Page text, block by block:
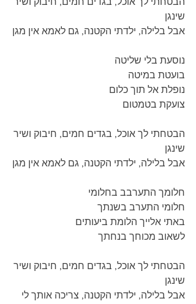
שינגן
אבל בלילה, ילדתי הקטנה, גם לאמא אין מגן
נוסעת בלי שליטה
בועטת במיטה
נופלת אל תוך כלום
צועקת בטמטום
הבטחתי לך אוכל, בגדים חמים, חיבוק ושיר
שינגן
אבל בלילה, ילדתי הקטנה, גם לאמא אין מגן
חלומך התערבב בחלומי
חלומי התערב בשנתך
באתי אלייך הלומת ביעותים
לשאוב מכוחך בנחתך
הבטחתי לך אוכל, בגדים חמים, חיבוק ושיר
שינגן
אבל בלילה, ילדתי הקטנה, צריכה אותך לי